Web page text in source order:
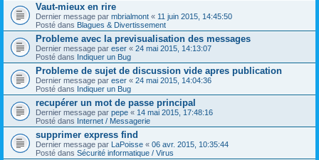
Vaut-mieux en rire
Dernier message par mbrialmont « 11 juin 2015, 14:45:50
Posté dans Blagues & Divertissement
Probleme avec la previsualisation des messages
Dernier message par eser « 24 mai 2015, 14:13:07
Posté dans Indiquer un Bug
Probleme de sujet de discussion vide apres publication
Dernier message par eser « 24 mai 2015, 14:04:36
Posté dans Indiquer un Bug
recupérer un mot de passe principal
Dernier message par pepe « 14 mai 2015, 17:48:16
Posté dans Internet / Messagerie
supprimer express find
Dernier message par LaPoisse « 06 avr. 2015, 10:35:44
Posté dans Sécurité informatique / Virus